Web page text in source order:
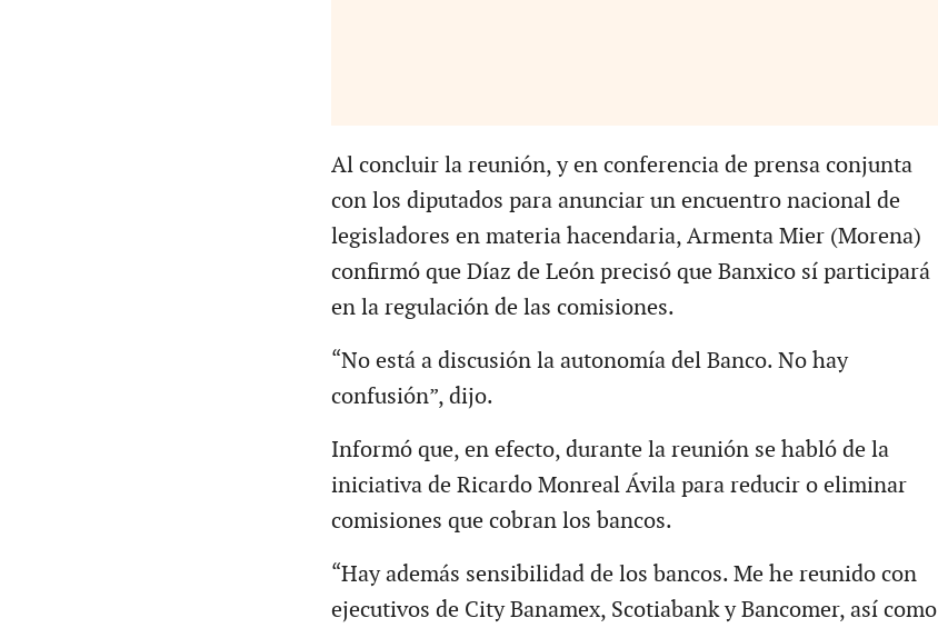
Al concluir la reunión, y en conferencia de prensa conjunta
con los diputados para anunciar un encuentro nacional de
legisladores en materia hacendaria, Armenta Mier (Morena)
confirmó que Díaz de León precisó que Banxico sí participará
en la regulación de las comisiones.
“No está a discusión la autonomía del Banco. No hay
confusión”, dijo.
Informó que, en efecto, durante la reunión se habló de la
iniciativa de Ricardo Monreal Ávila para reducir o eliminar
comisiones que cobran los bancos.
“Hay además sensibilidad de los bancos. Me he reunido con
ejecutivos de City Banamex, Scotiabank y Bancomer, así como